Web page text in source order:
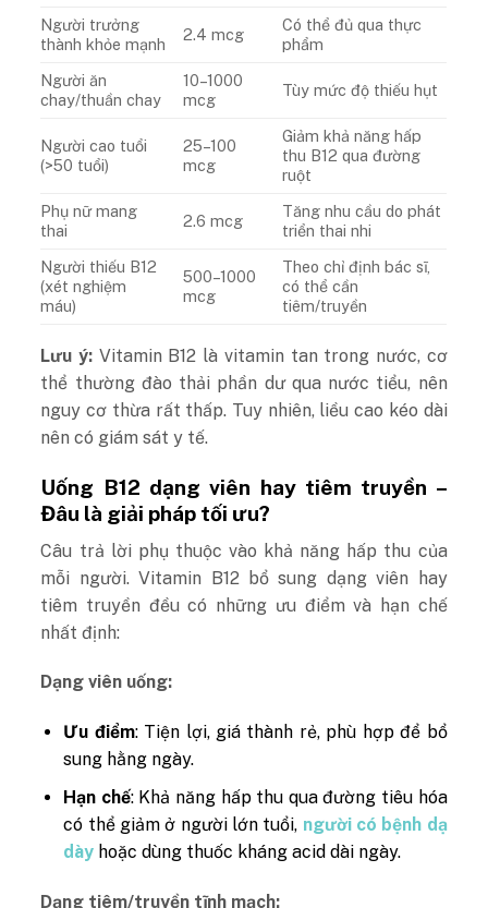
Người trưởng
thành khỏe mạnh
2.4 mcg
Có thể đủ qua thực
phẩm
Người ăn
chay/thuần chay
10–1000
mcg
Tùy mức độ thiếu hụt
Người cao tuổi
(>50 tuổi)
25–100
mcg
Giảm khả năng hấp
thu B12 qua đường
ruột
Phụ nữ mang
thai
2.6 mcg
Tăng nhu cầu do phát
triển thai nhi
Người thiếu B12
(xét nghiệm
máu)
500–1000
mcg
Theo chỉ định bác sĩ,
có thể cần
tiêm/truyền
Lưu ý: Vitamin B12 là vitamin tan trong nước, cơ
thể thường đào thải phần dư qua nước tiểu, nên
nguy cơ thừa rất thấp. Tuy nhiên, liều cao kéo dài
nên có giám sát y tế.
Uống B12 dạng viên hay tiêm truyền –
Đâu là giải pháp tối ưu?
Câu trả lời phụ thuộc vào khả năng hấp thu của
mỗi người. Vitamin B12 bổ sung dạng viên hay
tiêm truyền đều có những ưu điểm và hạn chế
nhất định:
Dạng viên uống:
Ưu điểm: Tiện lợi, giá thành rẻ, phù hợp để bổ
sung hằng ngày.
Hạn chế: Khả năng hấp thu qua đường tiêu hóa
có thể giảm ở người lớn tuổi, người có bệnh dạ
dày hoặc dùng thuốc kháng acid dài ngày.
Dạng tiêm/truyền tĩnh mạch: